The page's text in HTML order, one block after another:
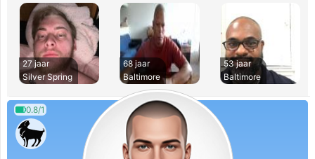
27 jaar
Silver Spring
68 jaar
Baltimore
53 jaar
Baltimore
0.8/1